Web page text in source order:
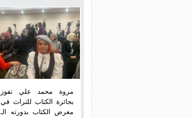
مروة محمد علي تفوز
بجائزة الكتاب للتراث في
معرض الكتاب بدورته الـ